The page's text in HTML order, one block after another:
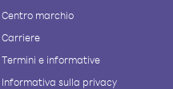
Centro marchio
Carriere
Termini e informative
Informativa sulla privacy